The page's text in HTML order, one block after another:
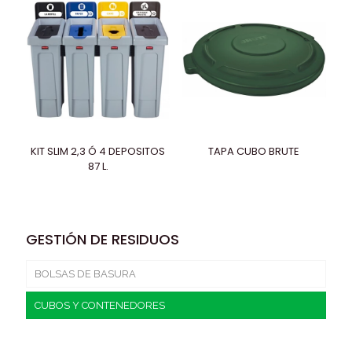
KIT SLIM 2,3 Ó 4 DEPOSITOS
87 L.
TAPA CUBO BRUTE
GESTIÓN DE RESIDUOS
BOLSAS DE BASURA
CUBOS Y CONTENEDORES